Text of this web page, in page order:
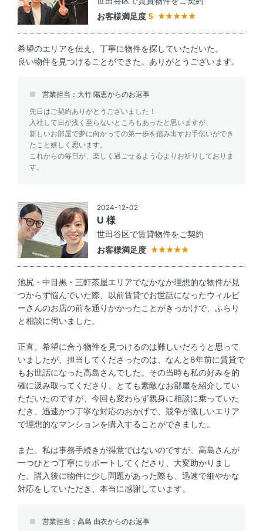
お客様満足度 5
希望のエリアを伝え、丁寧に物件を探していただいた。
良い物件を見つけることができた。ありがとうございます。
営業担当：大竹 陽恵からのお返事
先日はご契約ありがとうございました！
入社して日が浅く至らないところもあったと思いますが、
新しいお部屋で夢に向かっての第一歩を踏み出すお手伝いができ
たこと嬉しく思います。
これからの毎日が、楽しく過ごせるよう心よりお祈りしておりま
す。
2024-12-02
U 様
世田谷区で賃貸物件をご契約
お客様満足度
池尻・中目黒・三軒茶屋エリアでなかなか理想的な物件が見
つからず悩んでいた際、以前賃貸でお世話になったウィルビ
ーさんのお店の前を通りかかったことがきっかけで、ふらり
と相談に伺いました。
正直、希望に合う物件を見つけるのは難しいだろうと思って
いましたが、担当してくださったのは、なんと8年前に賃貸で
もお世話になった高島さんでした。その当時も私の好みを的
確に汲み取ってくださり、とても素敵なお部屋を紹介してい
ただいたのですが、今回も変わらず親身に相談に乗っていた
だき、迅速かつ丁寧な対応のおかげで、競争が激しいエリア
で理想的なマンションを購入することができました。
また、私は事務手続きが得意ではないのですが、高島さんが
一つひとつ丁寧にサポートしてくださり、大変助かりまし
た。購入後に物件に少し問題があった際も、迅速で細やかな
対応をしていただき、本当に感謝しています。
営業担当：高島 由衣からのお返事